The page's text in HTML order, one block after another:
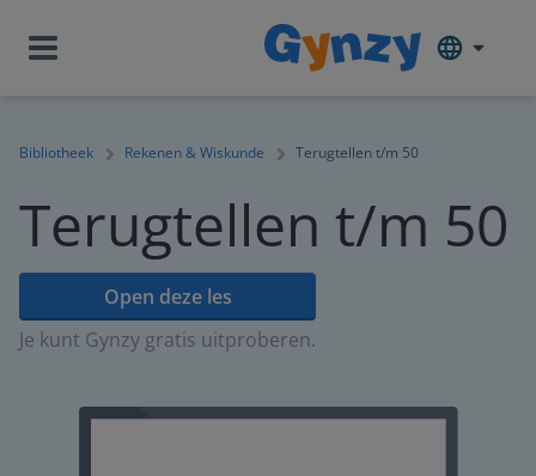
Bibliotheek Rekenen & Wiskunde Terugtellen t/m 50
Terugtellen t/m 50
Open deze les
Je kunt Gynzy gratis uitproberen.